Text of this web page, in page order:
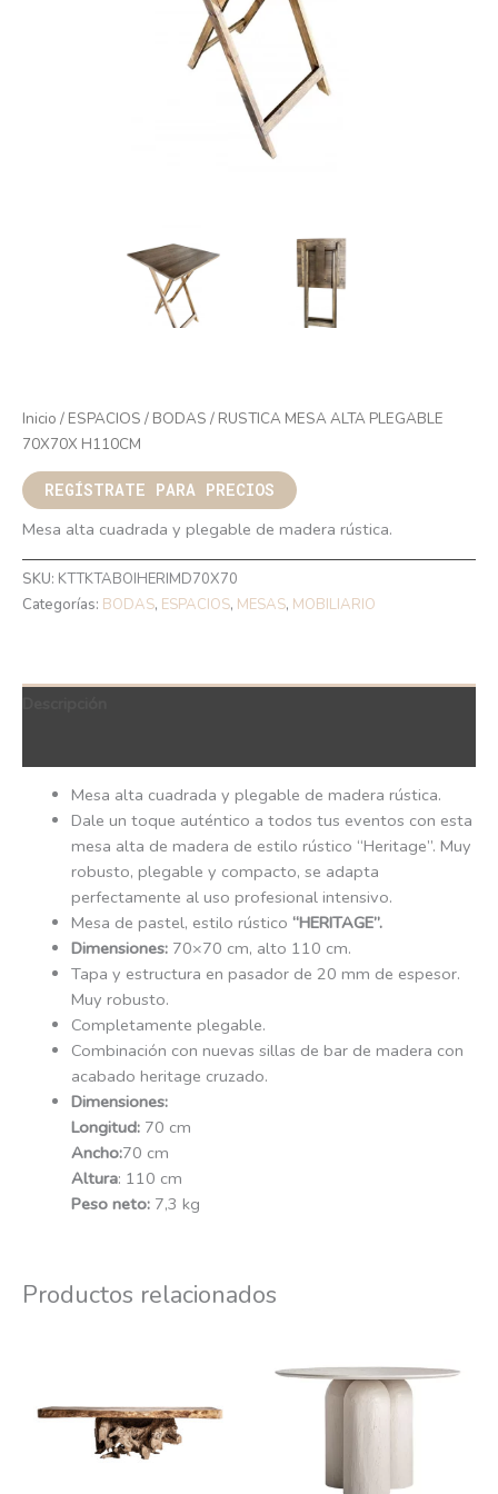
Inicio / ESPACIOS / BODAS / RUSTICA MESA ALTA PLEGABLE
70X70X H110CM
REGÍSTRATE PARA PRECIOS
Mesa alta cuadrada y plegable de madera rústica.
SKU: KTTKTABOIHERIMD70X70
Categorías: BODAS, ESPACIOS, MESAS, MOBILIARIO
Mesa alta cuadrada y plegable de madera rústica.
Dale un toque auténtico a todos tus eventos con esta
mesa alta de madera de estilo rústico “Heritage”. Muy
robusto, plegable y compacto, se adapta
perfectamente al uso profesional intensivo.
Mesa de pastel, estilo rústico “HERITAGE”.
Dimensiones:70×70 cm, alto 110 cm.
Tapa y estructura en pasador de 20 mm de espesor.
Muy robusto.
Completamente plegable.
Combinación con nuevas sillas de bar de madera con
acabado heritage cruzado.
Dimensiones:
Longitud:70 cm
Ancho:70 cm
Altura: 110 cm
Peso neto:7,3 kg
Productos relacionados